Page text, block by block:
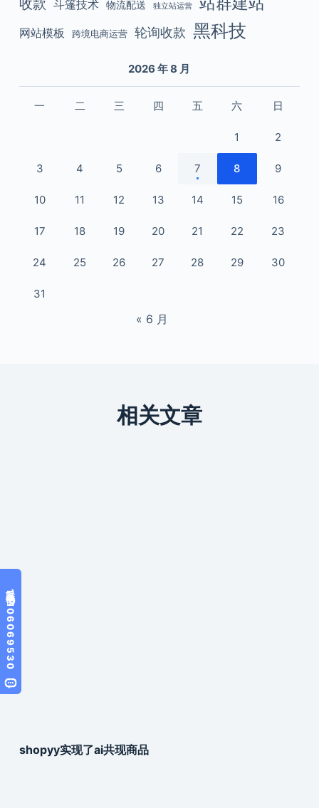
收款 斗篷技术 物流配送 独立站运营
网站模板 跨境电商运营 轮询收款 黑科技
2026 年 8 月
一 二 三 四 五 六 日
1 2
3 4 5 6 7 8 9
10 11 12 13 14 15 16
17 18 19 20 21 22 23
24 25 26 27 28 29 30
31
« 6 月
相关文章
shopyy实现了ai共现商品